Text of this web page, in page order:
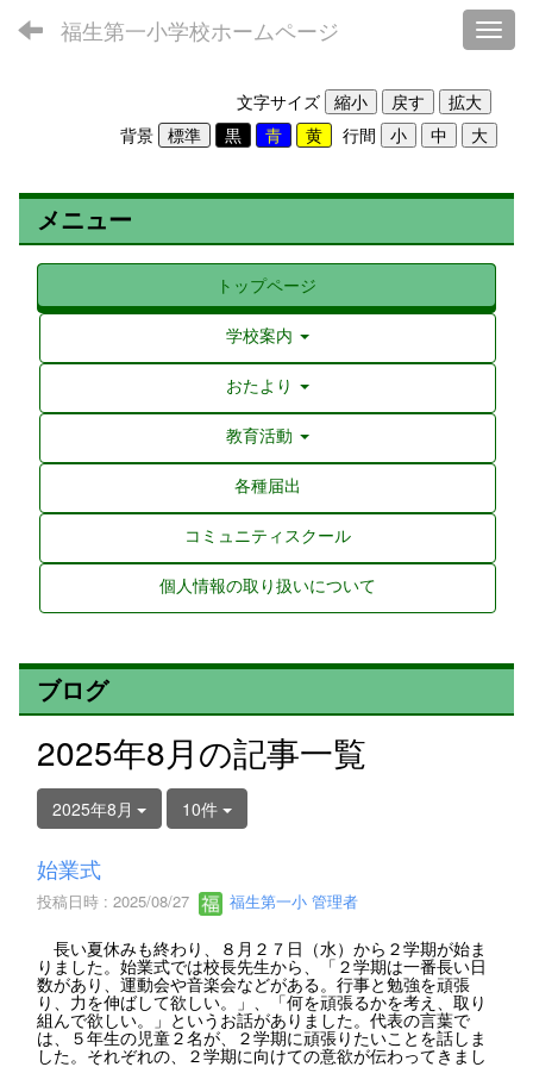
福生第一小学校ホームページ
文字サイズ
背景
行間
メニュー
トップページ
学校案内
おたより
教育活動
各種届出
コミュニティスクール
個人情報の取り扱いについて
ブログ
2025年8月の記事一覧
2025年8月 10件
始業式
投稿日時 : 2025/08/27 福生第一小 管理者
長い夏休みも終わり、８月２７日（水）から２学期が始ま
りました。始業式では校長先生から、「２学期は一番長い日
数があり、運動会や音楽会などがある。行事と勉強を頑張
り、力を伸ばして欲しい。」、「何を頑張るかを考え、取り
組んで欲しい。」というお話がありました。代表の言葉で
は、５年生の児童２名が、２学期に頑張りたいことを話しま
した。それぞれの、２学期に向けての意欲が伝わってきまし